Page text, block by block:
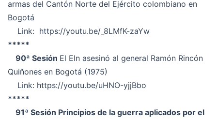
armas del Cantón Norte del Ejército colombiano en
Bogotá
Link: https://youtu.be/_8LMfK-zaYw
*****
90ª Sesión El Eln asesinó al general Ramón Rincón
Quiñones en Bogotá (1975)
Link: https://youtu.be/uHNO-yjjBbo
*****
91ª Sesión Principios de la guerra aplicados por el